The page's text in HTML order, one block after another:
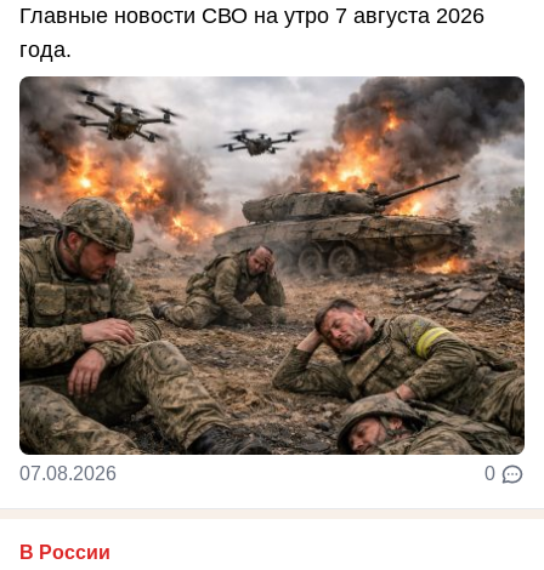
Главные новости СВО на утро 7 августа 2026
года.
07.08.2026 0
В России